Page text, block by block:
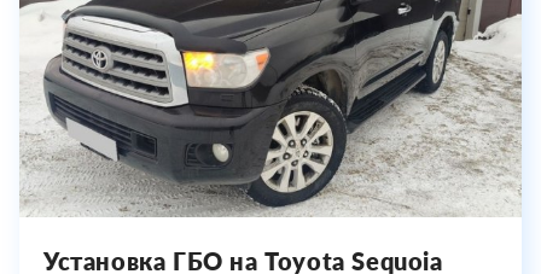
Установка ГБО на Toyota Sequoia